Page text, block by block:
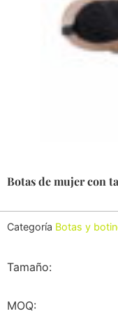
Botas de mujer con
Categoría Botas y
Tamaño:
MOQ: